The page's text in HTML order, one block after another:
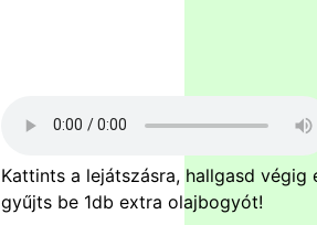
Kattints a lejátszásra, hallgasd végig
gyűjts be 1db extra olajbogyót!